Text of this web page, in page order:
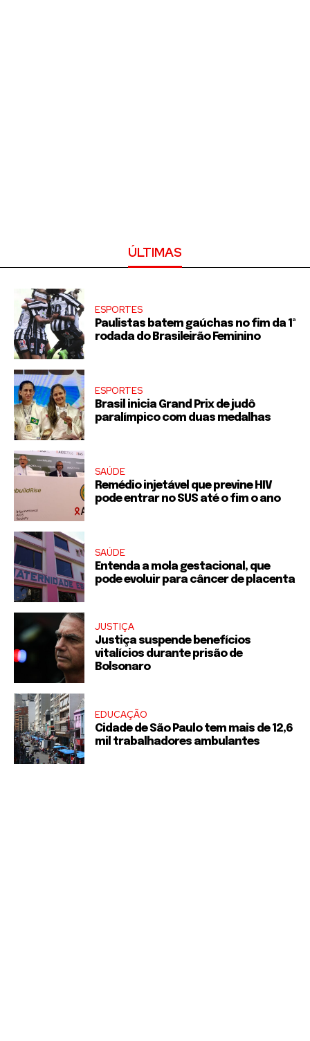
ÚLTIMAS
ESPORTES
Paulistas batem gaúchas no fim da 1ª
rodada do Brasileirão Feminino
ESPORTES
Brasil inicia Grand Prix de judô
paralímpico com duas medalhas
SAÚDE
Remédio injetável que previne HIV
pode entrar no SUS até o fim o ano
SAÚDE
Entenda a mola gestacional, que
pode evoluir para câncer de placenta
JUSTIÇA
Justiça suspende benefícios
vitalícios durante prisão de
Bolsonaro
EDUCAÇÃO
Cidade de São Paulo tem mais de 12,6
mil trabalhadores ambulantes